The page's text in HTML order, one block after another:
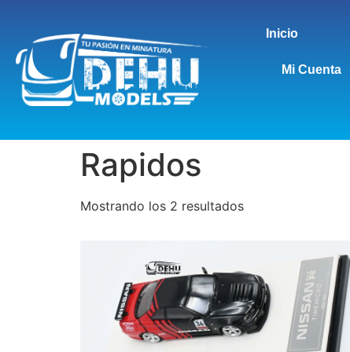
Inicio
Mi Cuenta
Rapidos
Mostrando los 2 resultados